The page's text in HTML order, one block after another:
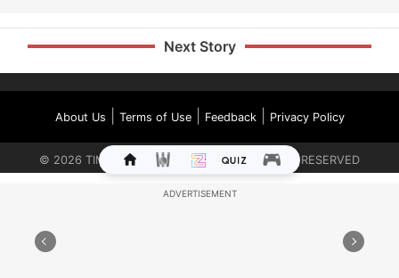
Next Story
About Us Terms of Use| Feedback| Privacy Policy
© 2026 TIMES INTERNET LIMITED. ALL RIGHTS RESERVED